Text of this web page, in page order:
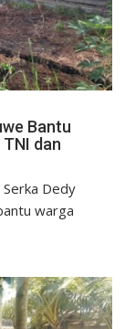
Bantu
dan
Dedy
warga